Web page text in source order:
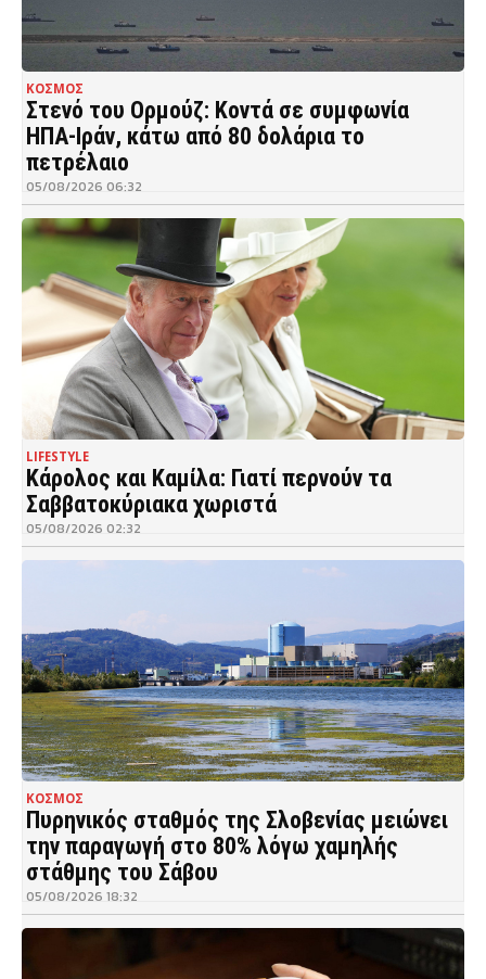
ΚΟΣΜΟΣ
Στενό του Ορμούζ: Κοντά σε συμφωνία
ΗΠΑ-Ιράν, κάτω από 80 δολάρια το
πετρέλαιο
05/08/2026 06:32
LIFESTYLE
Κάρολος και Καμίλα: Γιατί περνούν τα
Σαββατοκύριακα χωριστά
05/08/2026 02:32
ΚΟΣΜΟΣ
Πυρηνικός σταθμός της Σλοβενίας μειώνει
την παραγωγή στο 80% λόγω χαμηλής
στάθμης του Σάβου
05/08/2026 18:32